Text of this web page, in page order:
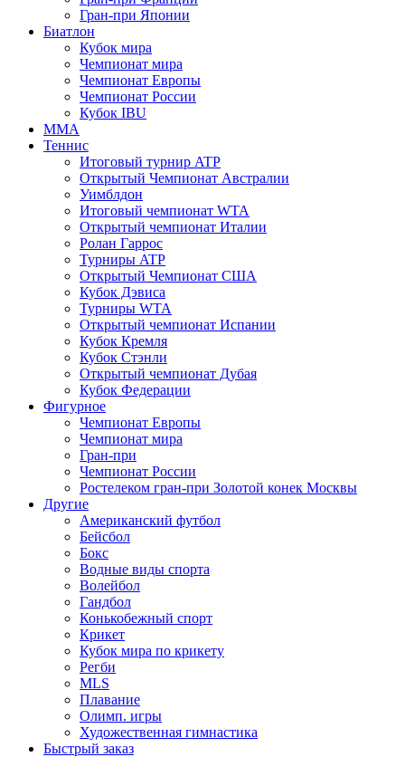
Гран-при Японии
Биатлон
Кубок мира
Чемпионат мира
Чемпионат Европы
Чемпионат России
Кубок IBU
MMA
Теннис
Итоговый турнир ATP
Открытый Чемпионат Австралии
Уимблдон
Итоговый чемпионат WTA
Открытый чемпионат Италии
Ролан Гаррос
Турниры ATP
Открытый Чемпионат США
Кубок Дэвиса
Турниры WTA
Открытый чемпионат Испании
Кубок Кремля
Кубок Стэнли
Открытый чемпионат Дубая
Кубок Федерации
Фигурное
Чемпионат Европы
Чемпионат мира
Гран-при
Чемпионат России
Ростелеком гран-при Золотой конек Москвы
Другие
Американский футбол
Бейсбол
Бокс
Водные виды спорта
Волейбол
Гандбол
Конькобежный спорт
Крикет
Кубок мира по крикету
Регби
MLS
Плавание
Олимп. игры
Художественная гимнастика
Быстрый заказ